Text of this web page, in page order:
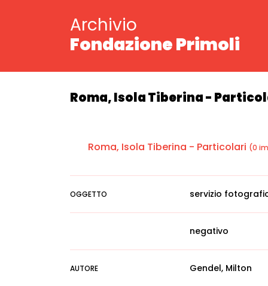
Archivio
Fondazione Primoli
Roma, Isola Tiberina -
Roma, Isola Tiberina - Particolari (0
OGGETTO servizio
negativo
AUTORE Gendel, Milton